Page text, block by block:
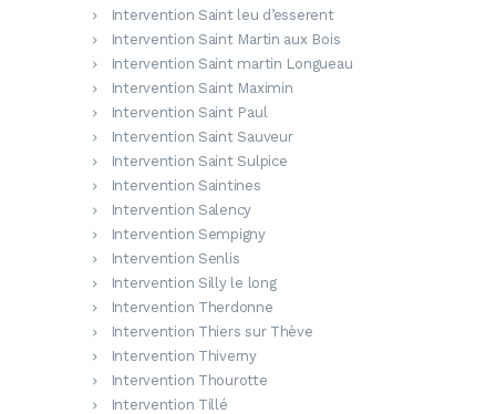
Intervention Saint leu d’esserent
Intervention Saint Martin aux Bois
Intervention Saint martin Longueau
Intervention Saint Maximin
Intervention Saint Paul
Intervention Saint Sauveur
Intervention Saint Sulpice
Intervention Saintines
Intervention Salency
Intervention Sempigny
Intervention Senlis
Intervention Silly le long
Intervention Therdonne
Intervention Thiers sur Thève
Intervention Thiverny
Intervention Thourotte
Intervention Tillé